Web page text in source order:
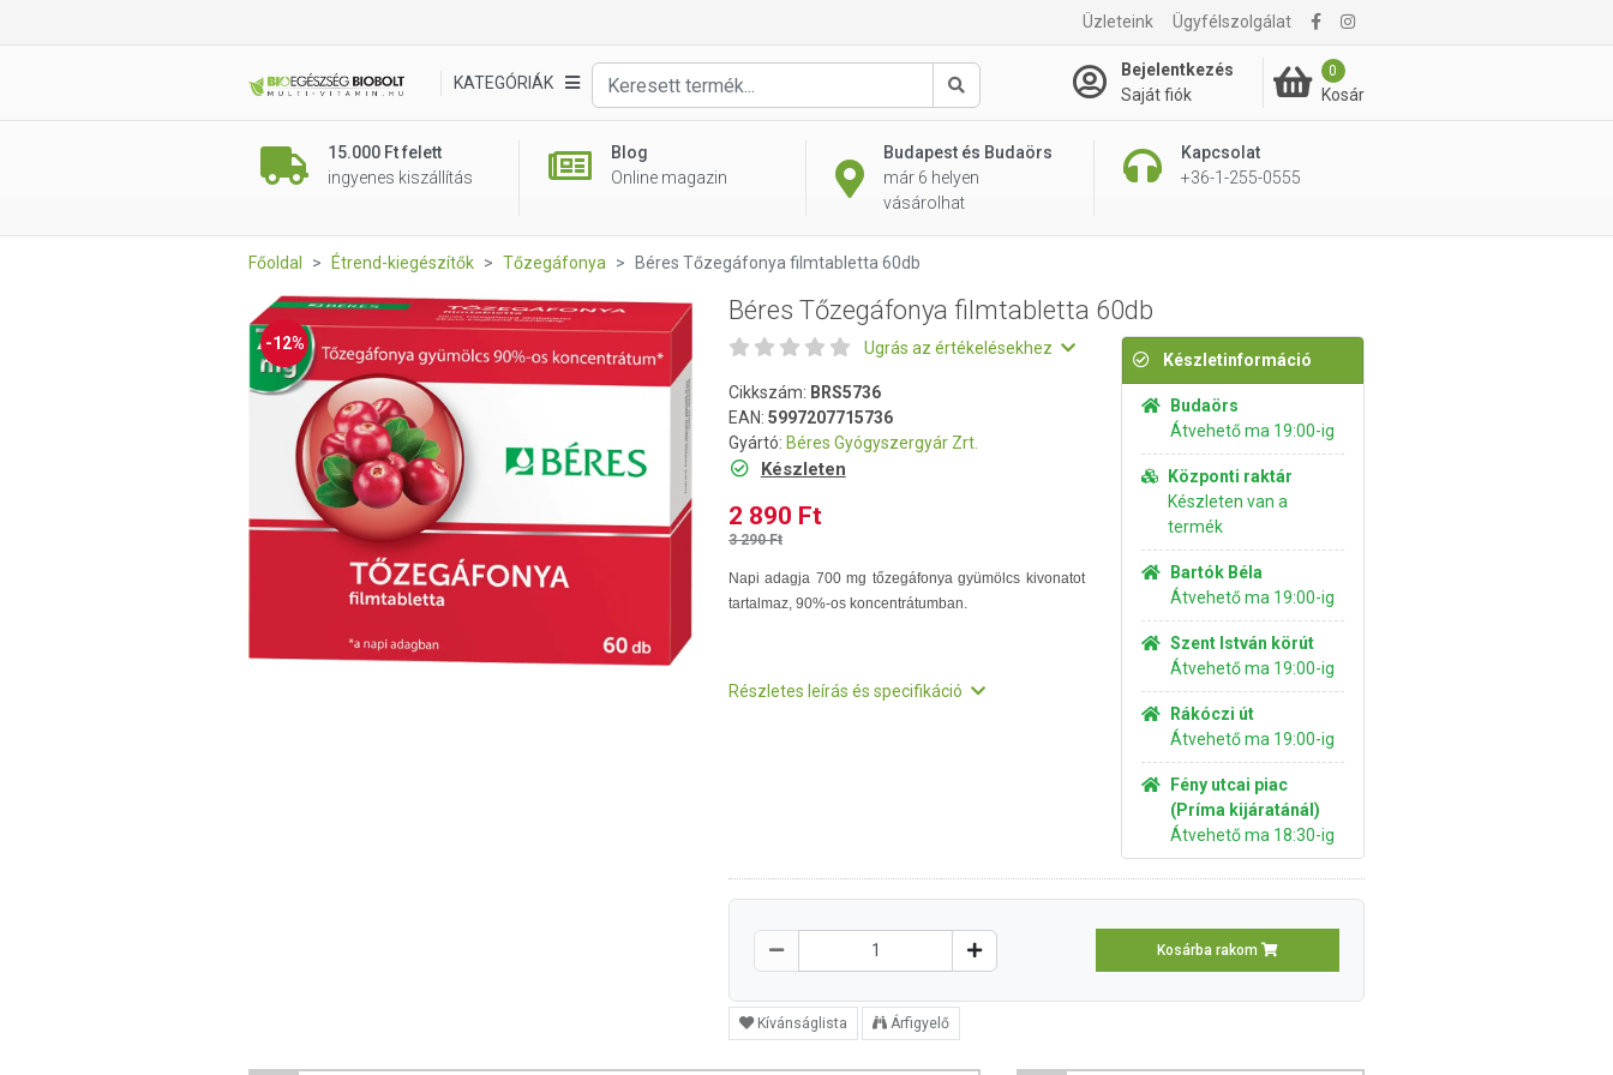
Üzleteink Ügyfélszolgálat
KATEGÓRIÁK
Keresés
Bejelentkezés
Saját fiók
0
Kosár
15.000 Ft felett
ingyenes kiszállítás
Blog
Online magazin
Budapest és Budaörs
már 6 helyen
vásárolhat
Kapcsolat
+36-1-255-0555
2 890 Ft Kosárba rakom
Főoldal Étrend-kiegészítők Tőzegáfonya Béres Tőzegáfonya filmtabletta 60db
-12%
Béres Tőzegáfonya filmtabletta 60db
Ugrás az értékelésekhez
Cikkszám: BRS5736
EAN: 5997207715736
Gyártó: Béres Gyógyszergyár Zrt.
Készleten
2 890 Ft
3 290 Ft
Napi adagja 700 mg tőzegáfonya gyümölcs kivonatot
tartalmaz, 90%-os koncentrátumban.
Részletes leírás és specifikáció
Készletinformáció
Budaörs
Átvehető ma 19:00-ig
Központi raktár
Készleten van a
termék
Bartók Béla
Átvehető ma 19:00-ig
Szent István körút
Átvehető ma 19:00-ig
Rákóczi út
Átvehető ma 19:00-ig
Fény utcai piac
(Príma kijáratánál)
Átvehető ma 18:30-ig
Kosárba rakom
Kívánságlista Árfigyelő